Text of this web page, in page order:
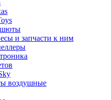
и запчасти к ним
воздушные